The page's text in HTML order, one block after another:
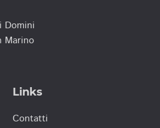
Domini
Marino
Links
Contatti